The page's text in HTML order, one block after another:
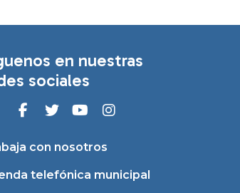
en nuestras
sociales
con nosotros
telefónica municipal